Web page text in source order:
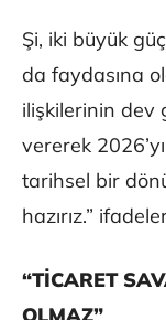
Şi, iki büyük
da faydasına
ilişkilerinin dev
vererek
tarihsel bir
hazırız.”
“TİCARET